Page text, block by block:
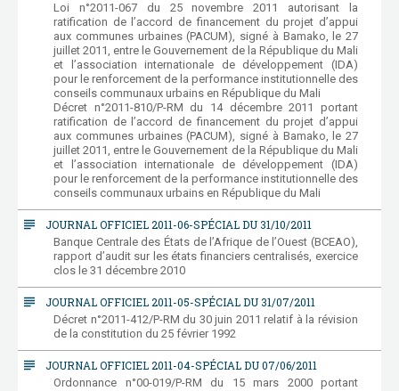
Loi n°2011-067 du 25 novembre 2011 autorisant la
ratification de l’accord de financement du projet d’appui
aux communes urbaines (PACUM), signé à Bamako, le 27
juillet 2011, entre le Gouvernement de la République du Mali
et l’association internationale de développement (IDA)
pour le renforcement de la performance institutionnelle des
conseils communaux urbains en République du Mali
Décret n°2011-810/P-RM du 14 décembre 2011 portant
ratification de l’accord de financement du projet d’appui
aux communes urbaines (PACUM), signé à Bamako, le 27
juillet 2011, entre le Gouvernement de la République du Mali
et l’association internationale de développement (IDA)
pour le renforcement de la performance institutionnelle des
conseils communaux urbains en République du Mali
subject JOURNAL OFFICIEL 2011-06-SPÉCIAL DU 31/10/2011
Banque Centrale des États de l’Afrique de l’Ouest (BCEAO),
rapport d’audit sur les états financiers centralisés, exercice
clos le 31 décembre 2010
subject JOURNAL OFFICIEL 2011-05-SPÉCIAL DU 31/07/2011
Décret n°2011-412/P-RM du 30 juin 2011 relatif à la révision
de la constitution du 25 février 1992
subject JOURNAL OFFICIEL 2011-04-SPÉCIAL DU 07/06/2011
Ordonnance n°00-019/P-RM du 15 mars 2000 portant